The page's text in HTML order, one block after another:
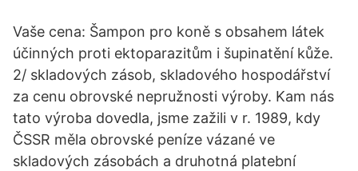
Vaše cena: Šampon pro koně s obsahem látek
účinných proti ektoparazitům i šupinatění kůže.
2/ skladových zásob, skladového hospodářství
za cenu obrovské nepružnosti výroby. Kam nás
tato výroba dovedla, jsme zažili v r. 1989, kdy
ČSSR měla obrovské peníze vázané ve
skladových zásobách a druhotná platební